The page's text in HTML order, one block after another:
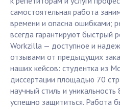
самостоятельная работа
времени и опасна ошибками;
всегда гарантируют быстрый
Workzilla — доступное и
отзывами от предыдущих
наших кейсов: студентка из
диссертации площадью 70
научный стиль и
успешно защититься. Работа